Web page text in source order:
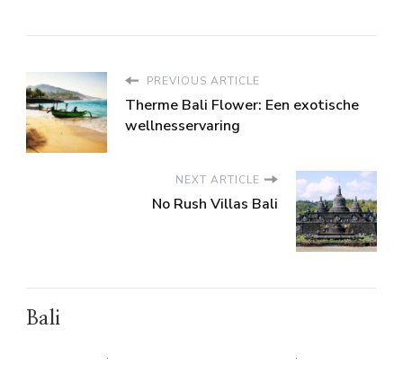
PREVIOUS ARTICLE
Therme Bali Flower: Een exotische
wellnesservaring
NEXT ARTICLE
No Rush Villas Bali
Bali